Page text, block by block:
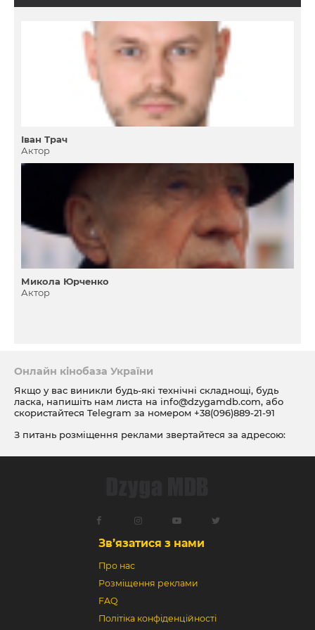
Іван Трач
Актор
Микола Юрченко
Актор
Онлайн кінобаза України
Якщо у вас виникли будь-які технічні складнощі, будь
ласка, напишіть нам листа на info@dzygamdb.com, або
скористайтеся Telegram за номером +38(096)889-21-91
З питань розміщення реклами звертайтеся за адресою:
посиланням
Зв’язатися з нами
Про нас
Розміщення реклами
FAQ
Політіка конфіденційності